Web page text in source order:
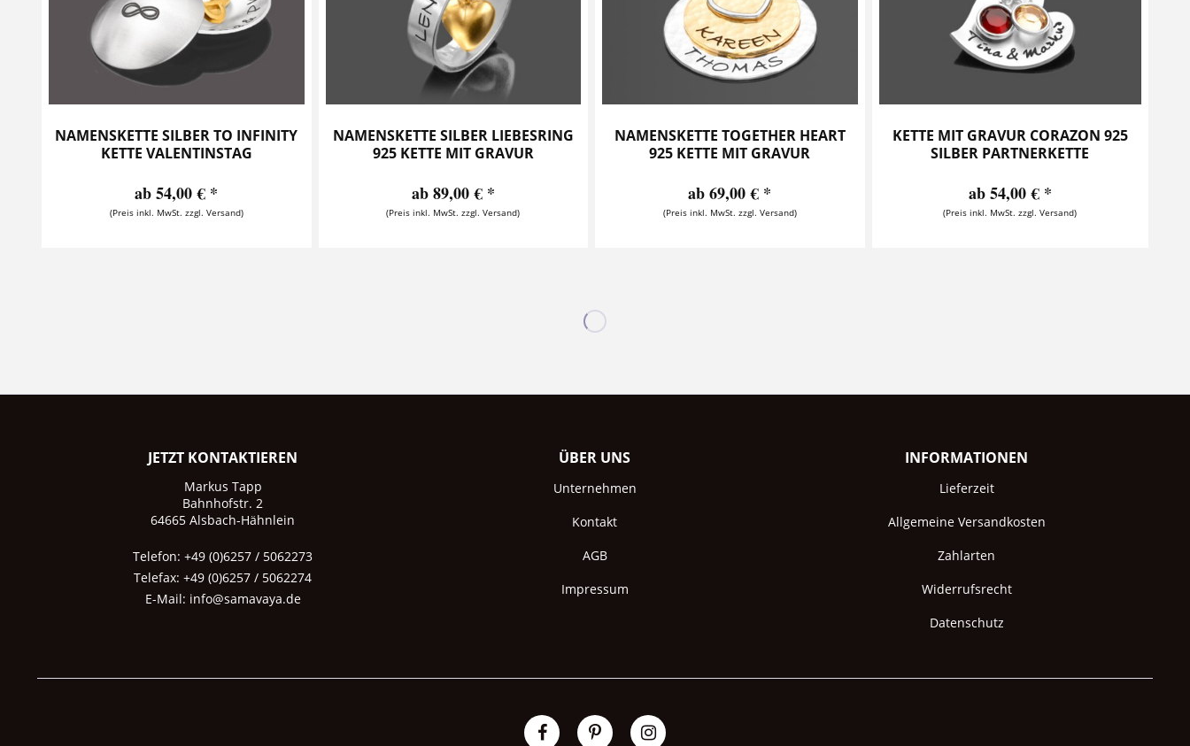
NAMENSKETTE SILBER TO INFINITY
KETTE VALENTINSTAG
ab 54,00 € *
(Preis inkl. MwSt. zzgl. Versand)
NAMENSKETTE SILBER LIEBESRING
925 KETTE MIT GRAVUR
ab 89,00 € *
(Preis inkl. MwSt. zzgl. Versand)
NAMENSKETTE TOGETHER HEART
925 KETTE MIT GRAVUR
ab 69,00 € *
(Preis inkl. MwSt. zzgl. Versand)
KETTE MIT GRAVUR CORAZON 925
SILBER PARTNERKETTE
ab 54,00 € *
(Preis inkl. MwSt. zzgl. Versand)
JETZT KONTAKTIEREN
Markus Tapp
Bahnhofstr. 2
64665 Alsbach-Hähnlein
Telefon: +49 (0)6257 / 5062273
Telefax: +49 (0)6257 / 5062274
E-Mail: info@samavaya.de
ÜBER UNS
Unternehmen
Kontakt
AGB
Impressum
INFORMATIONEN
Lieferzeit
Allgemeine Versandkosten
Zahlarten
Widerrufsrecht
Datenschutz